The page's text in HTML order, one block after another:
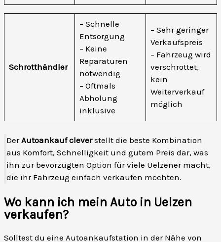
Schrotthändler
– Schnelle
Entsorgung
– Keine
Reparaturen
notwendig
– Oftmals
Abholung
inklusive
– Sehr geringer
Verkaufspreis
– Fahrzeug wird
verschrottet,
kein
Weiterverkauf
möglich
DerAutoankauf cleverstellt die beste Kombination
aus Komfort, Schnelligkeit und gutem Preis dar, was
ihn zur bevorzugten Option für viele Uelzener macht,
die ihr Fahrzeug einfach verkaufen möchten.
Wo kann ich mein Auto in Uelzen
verkaufen?
Solltest du eine Autoankaufstation in der Nähe von